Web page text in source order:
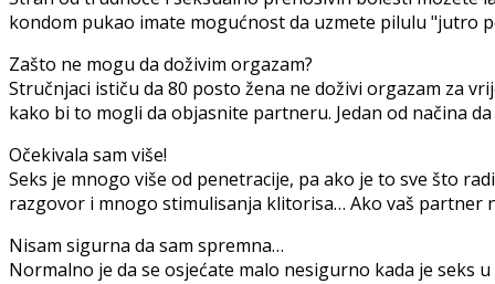
kondom pukao imate mogućnost da uzmete pilulu "jutro
Zašto ne mogu da doživim orgazam?
Stručnjaci ističu da 80 posto žena ne doživi orgazam za
kako bi to mogli da objasnite partneru. Jedan od načina
Očekivala sam više!
Seks je mnogo više od penetracije, pa ako je to sve što
razgovor i mnogo stimulisanja klitorisa… Ako vaš partner
Nisam sigurna da sam spremna…
Normalno je da se osjećate malo nesigurno kada je seks